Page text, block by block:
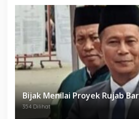
Bijak Menilai Proyek Rujab
354 Dilihat